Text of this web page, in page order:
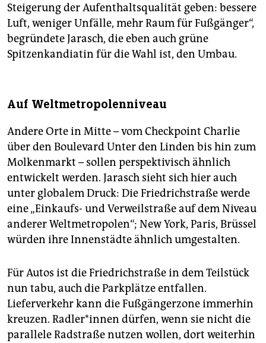
Steigerung der Aufenthaltsqualität geben: bessere
Luft, weniger Unfälle, mehr Raum für Fußgänger“,
begründete Jarasch, die eben auch grüne
Spitzenkandiatin für die Wahl ist, den Umbau.
Auf Weltmetropolenniveau
Andere Orte in Mitte – vom Checkpoint Charlie
über den Boulevard Unter den Linden bis hin zum
Molkenmarkt – sollen perspektivisch ähnlich
entwickelt werden. Jarasch sieht sich hier auch
unter globalem Druck: Die Friedrichstraße werde
eine „Einkaufs- und Verweilstraße auf dem Niveau
anderer Weltmetropolen“; New York, Paris, Brüssel
würden ihre Innenstädte ähnlich umgestalten.
Für Autos ist die Friedrichstraße in dem Teilstück
nun tabu, auch die Parkplätze entfallen.
Lieferverkehr kann die Fußgängerzone immerhin
kreuzen. Rad­le­r*in­nen dürfen, wenn sie nicht die
parallele Radstraße nutzen wollen, dort weiterhin